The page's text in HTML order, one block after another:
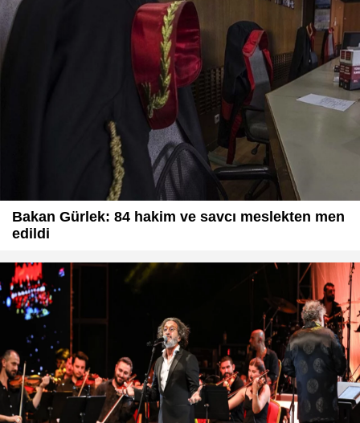
Bakan Gürlek: 84 hakim ve savcı meslekten men
edildi